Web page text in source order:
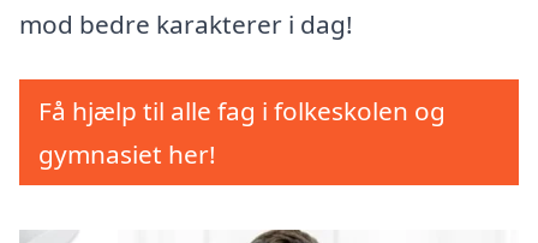
mod bedre karakterer i dag!
Få hjælp til alle fag i folkeskolen og
gymnasiet her!